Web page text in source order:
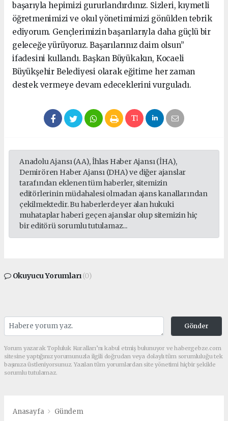
başarıyla hepimizi gururlandırdınız. Sizleri, kıymetli
öğretmenimizi ve okul yönetimimizi gönülden tebrik
ediyorum. Gençlerimizin başarılarıyla daha güçlü bir
geleceğe yürüyoruz. Başarılarınız daim olsun”
ifadesini kullandı. Başkan Büyükakın, Kocaeli
Büyükşehir Belediyesi olarak eğitime her zaman
destek vermeye devam edeceklerini vurguladı.
Anadolu Ajansı (AA), İhlas Haber Ajansı (İHA),
Demirören Haber Ajansı (DHA) ve diğer ajanslar
tarafından eklenen tüm haberler, sitemizin
editörlerinin müdahalesi olmadan ajans kanallarından
çekilmektedir. Bu haberlerde yer alan hukuki
muhataplar haberi geçen ajanslar olup sitemizin hiç
bir editörü sorumlu tutulamaz...
Okuyucu Yorumları(0)
Gönder
Yorum yazarak Topluluk Kuralları’nı kabul etmiş bulunuyor ve habergebze.com
sitesine yaptığınız yorumunuzla ilgili doğrudan veya dolaylı tüm sorumluluğu tek
başınıza üstleniyorsunuz. Yazılan tüm yorumlardan site yönetimi hiçbir şekilde
sorumlu tutulamaz.
Anasayfa Gündem